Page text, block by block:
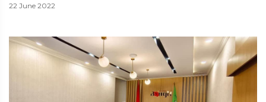
22 June 2022